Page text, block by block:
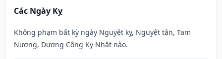
Các Ngày Kỵ
Không phạm bất kỳ ngày Nguyệt kỵ, Nguyệt tận, Tam
Nương, Dương Công Kỵ Nhật nào.